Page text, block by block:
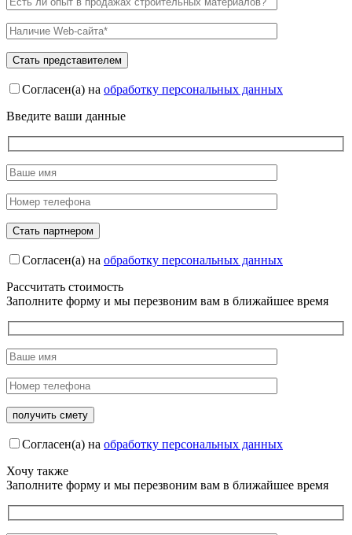
Согласен(а) на обработку персональных данных
Введите ваши данные
Согласен(а) на обработку персональных данных
Рассчитать стоимость
Заполните форму и мы перезвоним вам в ближайшее время
Согласен(а) на обработку персональных данных
Хочу также
Заполните форму и мы перезвоним вам в ближайшее время